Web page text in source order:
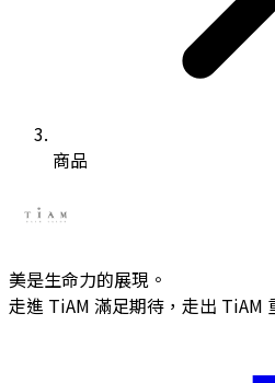
商品
美是生命力的展現。
走進 TiAM 滿足期待，走出 TiAM